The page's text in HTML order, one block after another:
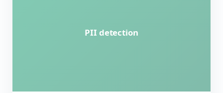
PII detection